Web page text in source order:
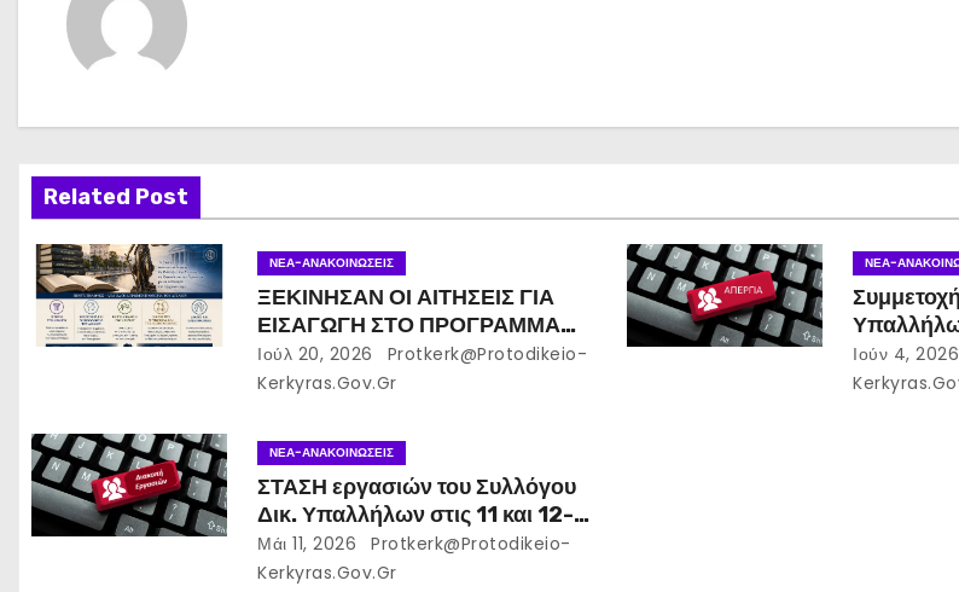
η
ά
ρ
θ
ω
ν
Related Post
ΝΈΑ-ΑΝΑΚΟΙΝΏΣΕΙΣ
ΞΕΚΙΝΗΣΑΝ ΟΙ ΑΙΤΗΣΕΙΣ ΓΙΑ
ΕΙΣΑΓΩΓΗ ΣΤΟ ΠΡΟΓΡΑΜΜΑ
ΜΕΤΑΠΤΥΧΙΑΚΩΝ ΣΠΟΥΔΩΝ
(ΠΜΣ) «ΘΕΩΡΙΑ ΔΙΚΑΙΟΥ ΚΑΙ
ΣΠΟΥΔΕΣ»” της Νομικής Σχολής
του Αριστοτελείου
Πανεπιστημίου Θεσσαλονίκης
Ιούλ 20, 2026
Protkerk@protodikeio-
Kerkyras.gov.gr
ΝΈΑ-
ΟΔΥΕ
Ιούν 4, 2026
ΝΈΑ-ΑΝΑΚΟΙΝΏΣΕΙΣ
ΣΤΑΣΗ εργασιών του Συλλόγου
Δικ. Υπαλλήλων στις 11 και 12-
05-2026 και ΑΠΕΡΓΙΑ 13-05-
2026
Μάι 11, 2026
Protkerk@protodikeio-
Kerkyras.gov.gr